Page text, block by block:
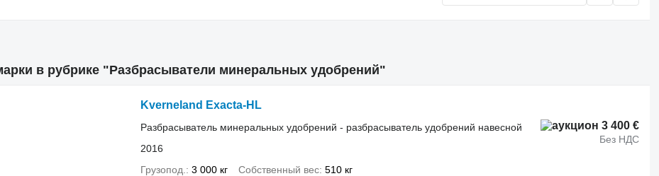
в рубрике "Разбрасыватели минеральных удобрений"
Kverneland Exacta-HL
3 400 €
Без НДС
Разбрасыватель минеральных удобрений - разбрасыватель удобрений навесной
2016
Грузопод.
3 000 кг Собственный вес 510 кг